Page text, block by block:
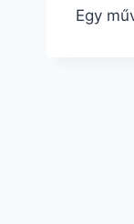
Egy